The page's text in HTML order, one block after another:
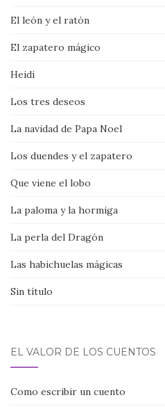
El león y el ratón
El zapatero mágico
Heidi
Los tres deseos
La navidad de Papa Noel
Los duendes y el zapatero
Que viene el lobo
La paloma y la hormiga
La perla del Dragón
Las habichuelas mágicas
Sin título
EL VALOR DE LOS CUENTOS
Como escribir un cuento